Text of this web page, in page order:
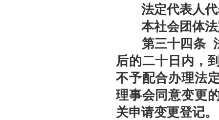
法定代表人代
本社会团体法
第三十 四条
后的二十日内，
不予配合办理法
理事会同意变更
关申请变更登记。